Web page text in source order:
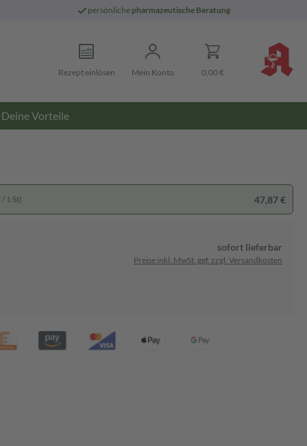
persönliche pharmazeutische Beratung
Rezept einlösen Mein Konto 0,00 €
Deine Vorteile
1 St) 47,87 €
sofort lieferbar
Preise inkl. MwSt. ggf. zzgl. Versandkosten